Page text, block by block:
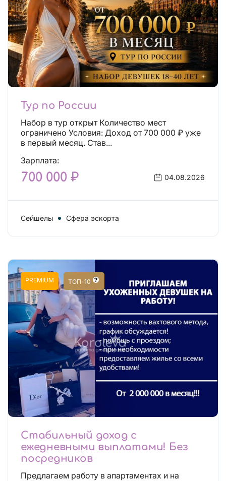
Тур по России
Набор в тур открыт Количество мест
ограничено Условия: Доход от 700 000 ₽ уже
в первый месяц. Став...
Зарплата:
700 000 ₽ 04.08.2026
Сейшелы Сфера эскорта
PREMIUM ТОП-10
Стабильный доход с
ежедневными выплатами! Без
посредников
Предлагаем работу в апартаментах и на